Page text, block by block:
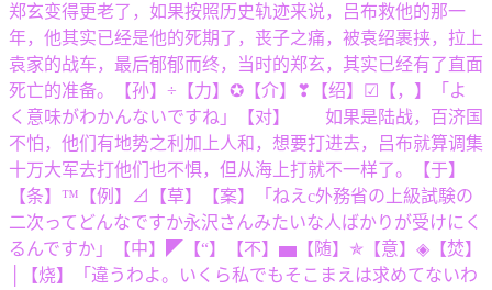
郑玄变得更老了，如果按照历史轨迹来说，吕布救他的那一
年，他其实已经是他的死期了，丧子之痛，被袁绍裹挟，拉上
袁家的战车，最后郁郁而终，当时的郑玄，其实已经有了直面
死亡的准备。【孙】÷【力】✪【介】❣【绍】☑【，】「よ
く意味がわかんないですね」【对】 如果是陆战，百济国
不怕，他们有地势之利加上人和，想要打进去，吕布就算调集
十万大军去打他们也不惧，但从海上打就不一样了。【于】
【条】™【例】⊿【草】【案】「ねえc外務省の上級試験の
二次ってどんなですか永沢さんみたいな人ばかりが受けにく
るんですか」【中】◤【“】【不】▅【随】✯【意】◈【焚】
│【烧】「違うわよ。いくら私でもそこまえは求めてないわ